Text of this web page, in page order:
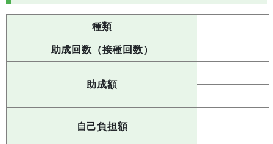
種類
助成回数（接種回数）
助成額
自己負担額